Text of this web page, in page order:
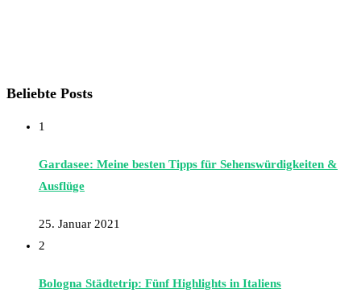
Beliebte Posts
1
Gardasee: Meine besten Tipps für Sehenswürdigkeiten &
Ausflüge
25. Januar 2021
2
Bologna Städtetrip: Fünf Highlights in Italiens